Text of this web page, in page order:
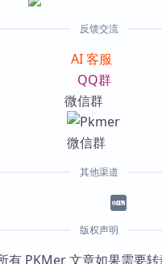
反馈交流
AI 客服
QQ群
微信群
其他渠道
版权声明
有 PKMer 文章如果需要